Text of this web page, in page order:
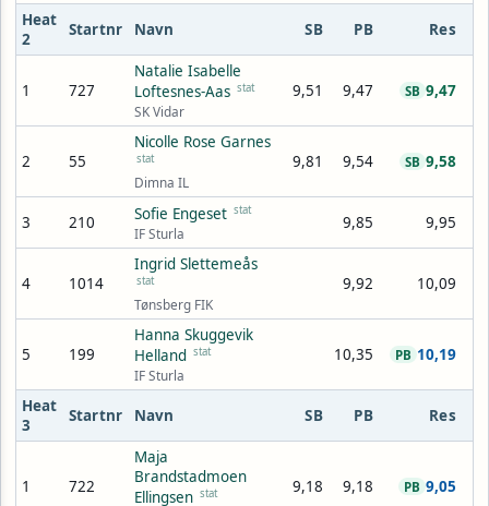
Heat
2
Startnr Navn SB PB Res
1 727
Natalie Isabelle
Loftesnes-Aas stat
SK Vidar
9,51 9,47 9,47
SB
2 55
Nicolle Rose Garnes
stat
Dimna IL
9,81 9,54 9,58
SB
3 210 Sofie Engeset stat
IF Sturla
9,85 9,95
4 1014
Ingrid Slettemeås
stat
Tønsberg FIK
9,92 10,09
5 199
Hanna Skuggevik
Helland stat
IF Sturla
10,35 10,19
PB
Heat
3
Startnr Navn SB PB Res
1 722
Maja
Brandstadmoen
Ellingsen stat 9,18 9,18 9,05
PB